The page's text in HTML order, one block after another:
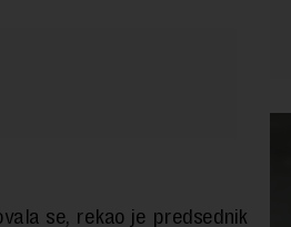
se, rekao je predsednik